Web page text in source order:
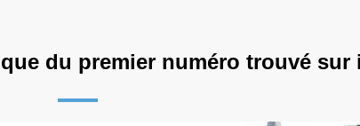
du premier numéro trouvé sur